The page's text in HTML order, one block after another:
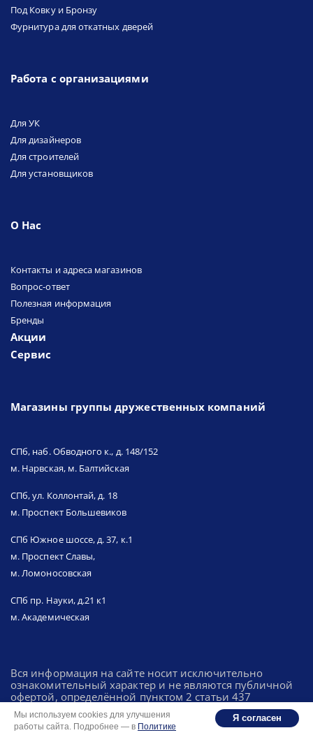
Под Ковку и Бронзу
Фурнитура для откатных дверей
Работа с организациями
Для УК
Для дизайнеров
Для строителей
Для установщиков
О Нас
Контакты и адреса магазинов
Вопрос-ответ
Полезная информация
Бренды
Акции
Сервис
Магазины группы дружественных компаний
СПб, наб. Обводного к., д. 148/152
м. Нарвская, м. Балтийская
СПб, ул. Коллонтай, д. 18
м. Проспект Большевиков
СПб Южное шоссе, д. 37, к.1
м. Проспект Славы,
м. Ломоносовская
СПб пр. Науки, д.21 к1
м. Академическая
Вся информация на сайте носит исключительно
ознакомительный характер и не являются публичной
офертой, определённой пунктом 2 статьи 437
Гражданского кодекса Российской Федерации.
Мы используем cookies для улучшения
работы сайта. Подробнее — в Политике
Я согласен